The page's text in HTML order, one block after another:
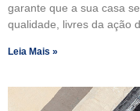
garante que a sua casa
qualidade, livres da ação
Leia Mais »